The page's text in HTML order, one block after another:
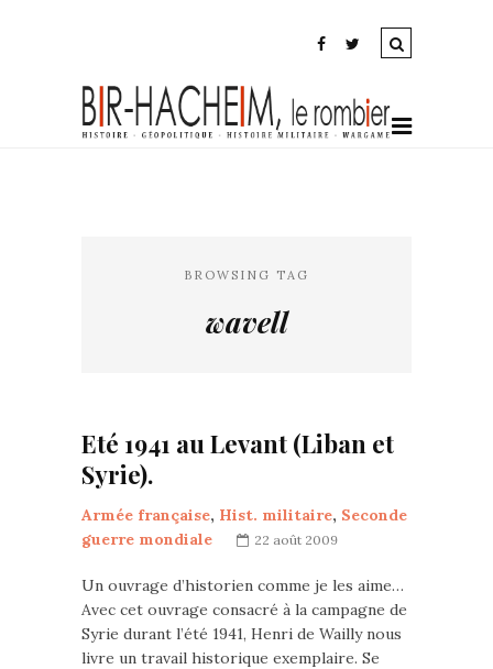
BROWSING TAG
wavell
Eté 1941 au Levant (Liban et
Syrie).
Armée française, Hist. militaire, Seconde
guerre mondiale
22 août 2009
Un ouvrage d’historien comme je les aime…
Avec cet ouvrage consacré à la campagne de
Syrie durant l’été 1941, Henri de Wailly nous
livre un travail historique exemplaire. Se